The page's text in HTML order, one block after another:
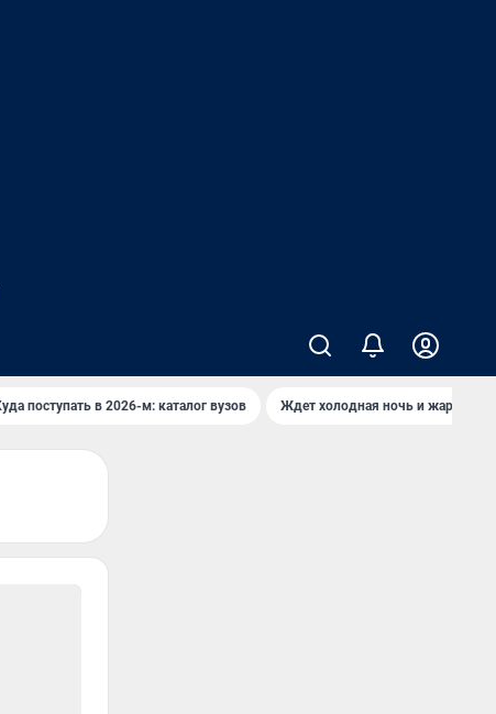
поступать в 2026-м: каталог вузов Ждет холодная ночь и жаркий